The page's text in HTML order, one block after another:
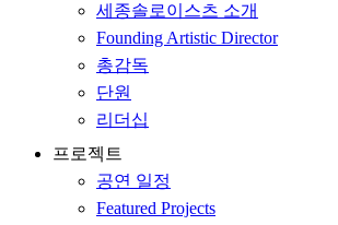
세종솔로이스츠 소개
Founding Artistic Director
총감독
단원
리더십
프로젝트
공연 일정
Featured Projects